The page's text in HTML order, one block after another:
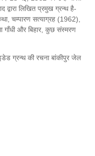
द्वारा लिखित प्रमुख ग्रन्थ है-
चम्पारण सत्याग्रह (1962),
और बिहार, कुछ संस्मरण
ग्रन्थ की रचना बांकीपुर जेल